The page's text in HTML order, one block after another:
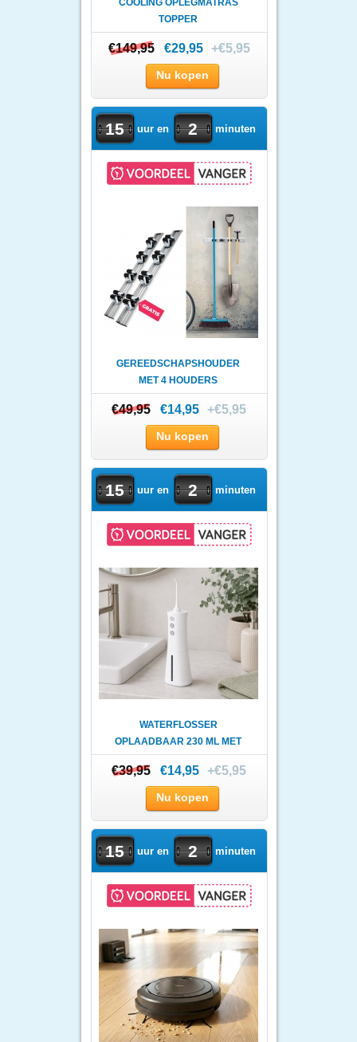
COOLING OPLEGMATRAS
TOPPER
€149,95
€149,95 €29,95 +€5,95
Nu kopen
15 uur en 2 minuten
GEREEDSCHAPSHOUDER
MET 4 HOUDERS
€49,95
€49,95 €14,95 +€5,95
Nu kopen
15 uur en 2 minuten
WATERFLOSSER
OPLAADBAAR 230 ML MET
USB-C
€39,95
€39,95 €14,95 +€5,95
Nu kopen
15 uur en 2 minuten